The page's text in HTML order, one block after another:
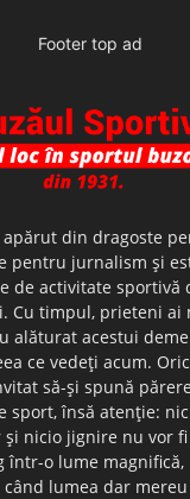
Footer top ad
apărut din dragoste
pentru jurnalism şi
de activitate sportivă
Cu timpul, prieteni ai
alăturat acestui
ce vedeţi acum.
să-şi spună
sport, însă atenţie:
nicio jignire nu vor fi
într-o lume
când lumea dar